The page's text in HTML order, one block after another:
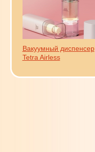
Вакуумный диспенсер
Tetra Airless